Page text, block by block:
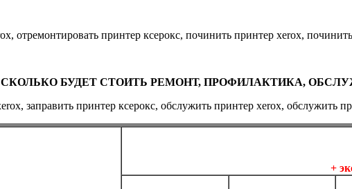
СКОЛЬКО БУДЕТ СТОИТЬ РЕМОНТ, ПРОФИЛАКТИКА,
+